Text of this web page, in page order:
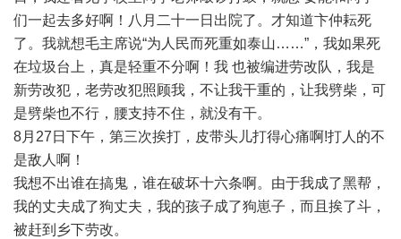
们一起去多好啊！八月二十一日出院了。才知道卞仲耘死
了。我就想毛主席说“为人民而死重如泰山……”，我如果死
在垃圾台上，真是轻重不分啊！我 也被编进劳改队，我是
新劳改犯，老劳改犯照顾我，不让我干重的，让我劈柴，可
是劈柴也不行，腰支持不住，就没有干。
8月27日下午，第三次挨打，皮带头儿打得心痛啊!打人的不
是敌人啊！
我想不出谁在搞鬼，谁在破坏十六条啊。由于我成了黑帮，
我的丈夫成了狗丈夫，我的孩子成了狗崽子，而且挨了斗，
被赶到乡下劳改。